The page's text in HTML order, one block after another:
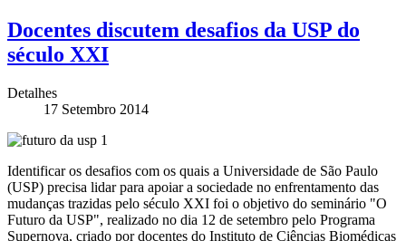
Docentes discutem desafios da USP do
século XXI
Detalhes
17 Setembro 2014
Identificar os desafios com os quais a Universidade de São Paulo
(USP) precisa lidar para apoiar a sociedade no enfrentamento das
mudanças trazidas pelo século XXI foi o objetivo do seminário "O
Futuro da USP", realizado no dia 12 de setembro pelo Programa
Supernova, criado por docentes do Instituto de Ciências Biomédicas